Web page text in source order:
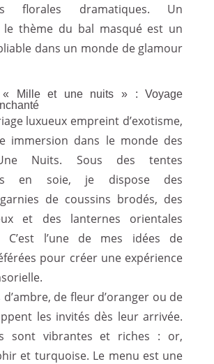
florales dramatiques. Un
le thème du bal masqué est un
dans un monde de glamour
« Mille et une nuits » : Voyage
luxueux empreint d’exotisme,
immersion dans le monde des
Nuits. Sous des tentes
en soie, je dispose des
de coussins brodés, des
et des lanternes orientales
C’est l’une de mes idées de
pour créer une expérience
de fleur d’oranger ou de
les invités dès leur arrivée.
sont vibrantes et riches : or,
et turquoise. Le menu est une